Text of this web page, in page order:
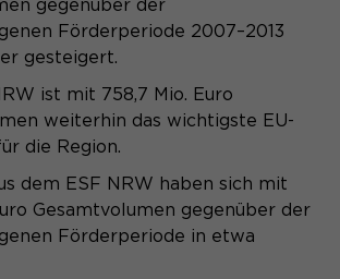
gegenüber der
Förderperiode 2007–2013
gesteigert.
ist mit 758,7 Mio. Euro
weiterhin das wichtigste EU-
die Region.
dem ESF NRW haben sich mit
Gesamtvolumen gegenüber der
Förderperiode in etwa
Speichert den Zustimmungsstatus des
Benutzers für Cookies auf der